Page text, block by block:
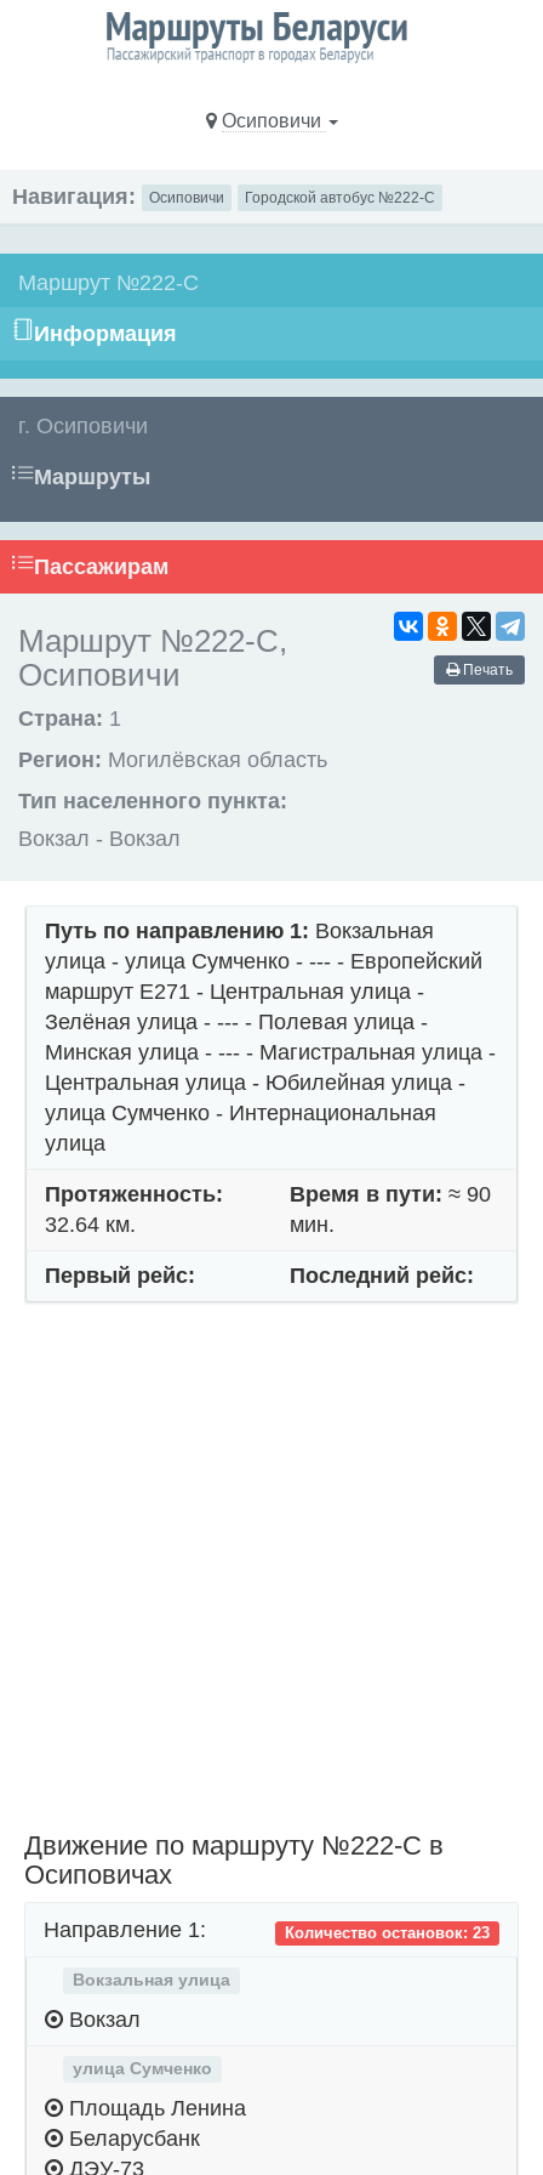
Осиповичи
Навигация: Осиповичи Городской автобус №222-С
Маршрут №222-С
Информация
г. Осиповичи
Маршруты
Пассажирам
Печать
Маршрут №222-С,
Осиповичи
Страна: 1
Регион: Могилёвская область
Тип населенного пункта:
Вокзал - Вокзал
Путь по направлению 1: Вокзальная
улица - улица Сумченко - --- - Европейский
маршрут Е271 - Центральная улица -
Зелёная улица - --- - Полевая улица -
Минская улица - --- - Магистральная улица -
Центральная улица - Юбилейная улица -
улица Сумченко - Интернациональная
улица
Протяженность:
32.64 км.
Время в пути: ≈ 90
мин.
Первый рейс: Последний рейс:
Движение по маршруту №222-С в
Осиповичах
Количество остановок: 23
Направление 1:
Вокзальная улица
Вокзал
улица Сумченко
Площадь Ленина
Беларусбанк
ДЭУ-73